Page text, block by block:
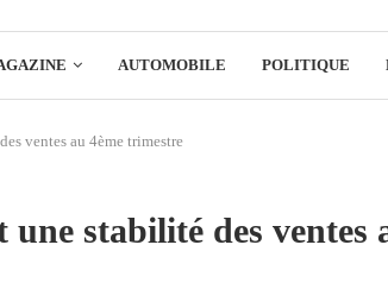
IMMOBILIER
AUTOMOBILE POLITIQUE
ventes au 4ème trimestre
stabilité des ventes